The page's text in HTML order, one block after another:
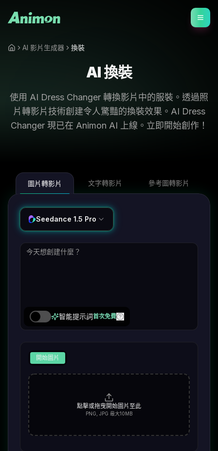
AI 影片生成器 換裝
AI 換裝
使用 AI Dress Changer 轉換影片中的服裝。透過照
片轉影片技術創建令人驚豔的換裝效果。AI Dress
Changer 現已在 Animon AI 上線。立即開始創作！
圖片轉影片 文字轉影片 參考圖轉影片
Seedance 1.5 Pro
智能提示詞首次免費
開始圖片
點擊或拖曳開始圖片至此
PNG, JPG 最大10MB